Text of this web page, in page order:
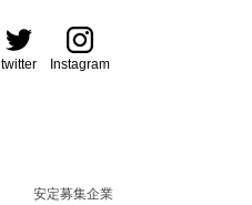
Instagram
twitter
安定募集企業